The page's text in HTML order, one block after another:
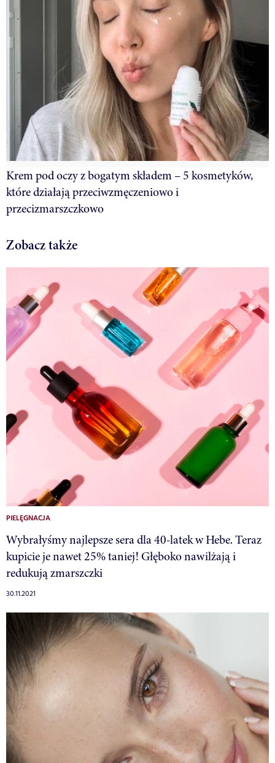
Krem pod oczy z bogatym składem – 5 kosmetyków,
które działają przeciwzmęczeniowo i
przecizmarszczkowo
Zobacz także
PIELĘGNACJA
Wybrałyśmy najlepsze sera dla 40-latek w Hebe. Teraz
kupicie je nawet 25% taniej! Głęboko nawilżają i
redukują zmarszczki
30.11.2021